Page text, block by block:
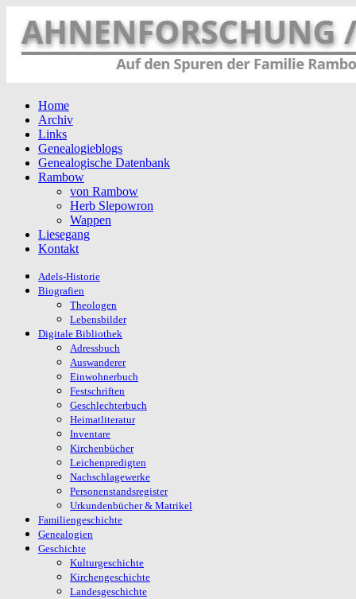
Home
Archiv
Links
Genealogieblogs
Genealogische Datenbank
Rambow
von Rambow
Herb Slepowron
Wappen
Liesegang
Kontakt
Adels-Historie
Biografien
Theologen
Lebensbilder
Digitale Bibliothek
Adressbuch
Auswanderer
Einwohnerbuch
Festschriften
Geschlechterbuch
Heimatliteratur
Inventare
Kirchenbücher
Leichenpredigten
Nachschlagewerke
Personenstandsregister
Urkundenbücher & Matrikel
Familiengeschichte
Genealogien
Geschichte
Kulturgeschichte
Kirchengeschichte
Landesgeschichte